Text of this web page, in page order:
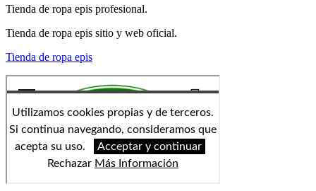
Tienda de ropa epis profesional.
Tienda de ropa epis sitio y web oficial.
Tienda de ropa epis